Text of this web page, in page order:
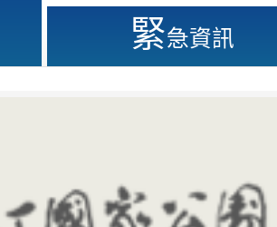
緊急資訊